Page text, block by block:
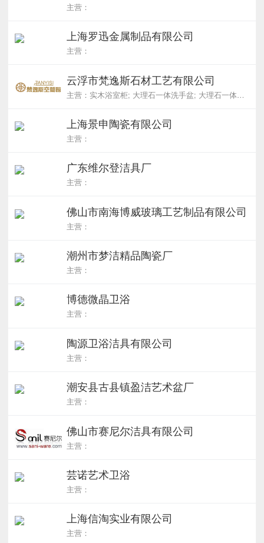
主营：
上海罗迅金属制品有限公司
主营：
云浮市梵逸斯石材工艺有限公司
主营：实木浴室柜; 大理石一体洗手盆; 大理石一体洗衣柜盆; 大理石浴室柜; 各种大理石异形盆
上海景申陶瓷有限公司
主营：
广东维尔登洁具厂
主营：
佛山市南海博威玻璃工艺制品有限公司
主营：
潮州市梦洁精品陶瓷厂
主营：
博德微晶卫浴
主营：
陶源卫浴洁具有限公司
主营：
潮安县古县镇盈洁艺术盆厂
主营：
佛山市赛尼尔洁具有限公司
主营：
芸诺艺术卫浴
主营：
上海信淘实业有限公司
主营：